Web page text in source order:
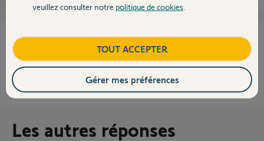
Contact
Cette réponse vous a-t-elle aidé ?
NON OUI
40%des internautes ont trouvé cette réponse utile
Les autres réponses
veuillez consulter notre politique de cookies
TOUT ACCEPTER
Gérer mes préférences